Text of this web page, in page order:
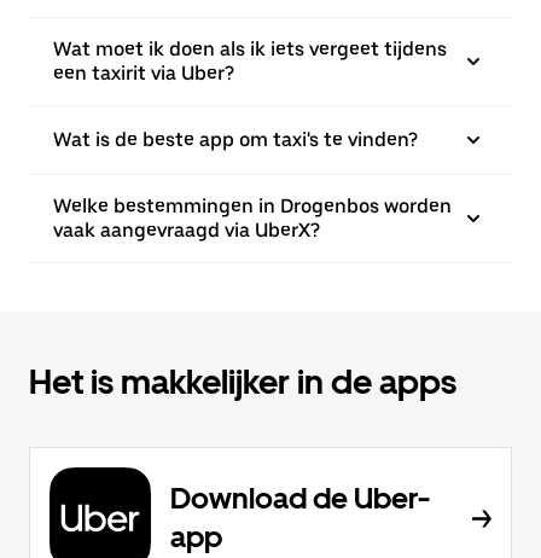
Wat moet ik doen als ik iets vergeet tijdens
een taxirit via Uber?
Wat is de beste app om taxi's te vinden?
Welke bestemmingen in Drogenbos worden
vaak aangevraagd via UberX?
Het is makkelijker in de apps
Download de Uber-
app